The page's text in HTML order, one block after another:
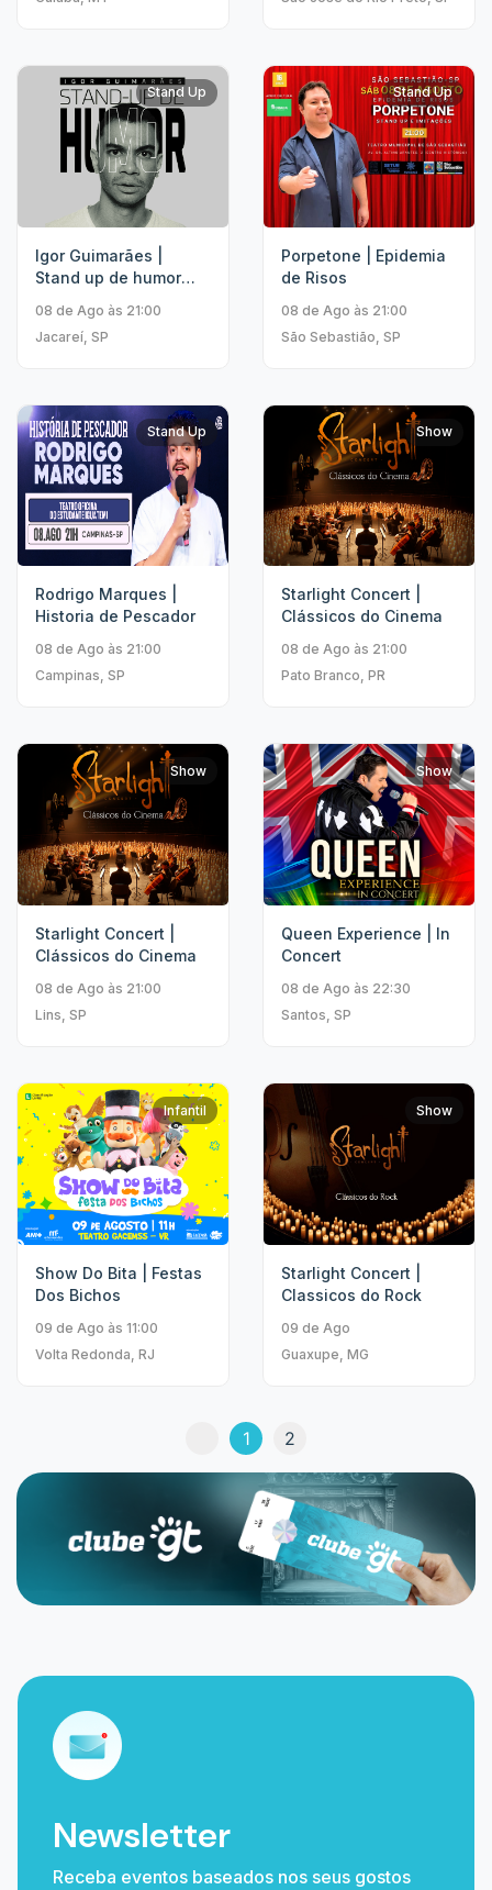
Stand Up
Igor Guimarães |
Stand up de humor
08 de Ago às 21:00
Jacareí, SP
Stand Up
Porpetone | Epidemia
de Risos
08 de Ago às 21:00
São Sebastião, SP
Stand Up
Rodrigo Marques |
Historia de Pescador
08 de Ago às 21:00
Campinas, SP
Show
Starlight Concert |
Clássicos do Cinema
08 de Ago às 21:00
Pato Branco, PR
Show
Starlight Concert |
Clássicos do Cinema
08 de Ago às 21:00
Lins, SP
Show
Queen Experience | In
Concert
08 de Ago às 22:30
Santos, SP
Infantil
Show Do Bita | Festas
Dos Bichos
09 de Ago às 11:00
Volta Redonda, RJ
Show
Starlight Concert |
Classicos do Rock
09 de Ago
Guaxupe, MG
1 2
Newsletter
Receba eventos baseados nos seus gostos